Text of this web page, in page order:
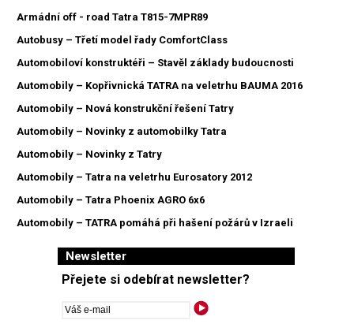
Armádní off - road Tatra T815-7MPR89
Autobusy – Třetí model řady ComfortClass
Automobiloví konstruktéři – Stavěl základy budoucnosti
Automobily – Kopřivnická TATRA na veletrhu BAUMA 2016
Automobily – Nová konstrukční řešení Tatry
Automobily – Novinky z automobilky Tatra
Automobily – Novinky z Tatry
Automobily – Tatra na veletrhu Eurosatory 2012
Automobily – Tatra Phoenix AGRO 6x6
Automobily – TATRA pomáhá při hašení požárů v Izraeli
Newsletter
Přejete si odebírat newsletter?